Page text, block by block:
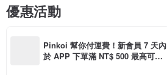
優惠活動
Pinkoi 幫你付運費！新會員 7 天內
於 APP 下單滿 NT$ 500 最高可折